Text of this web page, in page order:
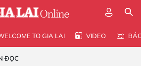
TO GIA LAI VIDEO
ĐỌC